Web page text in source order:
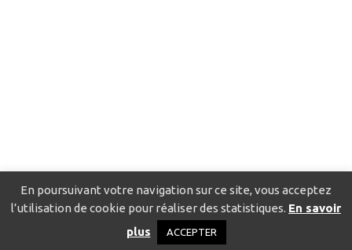
Catalogue pour localiser les fournisseurs
Politique de confidentialité
En poursuivant votre navigation sur ce site, vous acceptez
l’utilisation de cookie pour réaliser des statistiques. En savoir
plus
ACCEPTER